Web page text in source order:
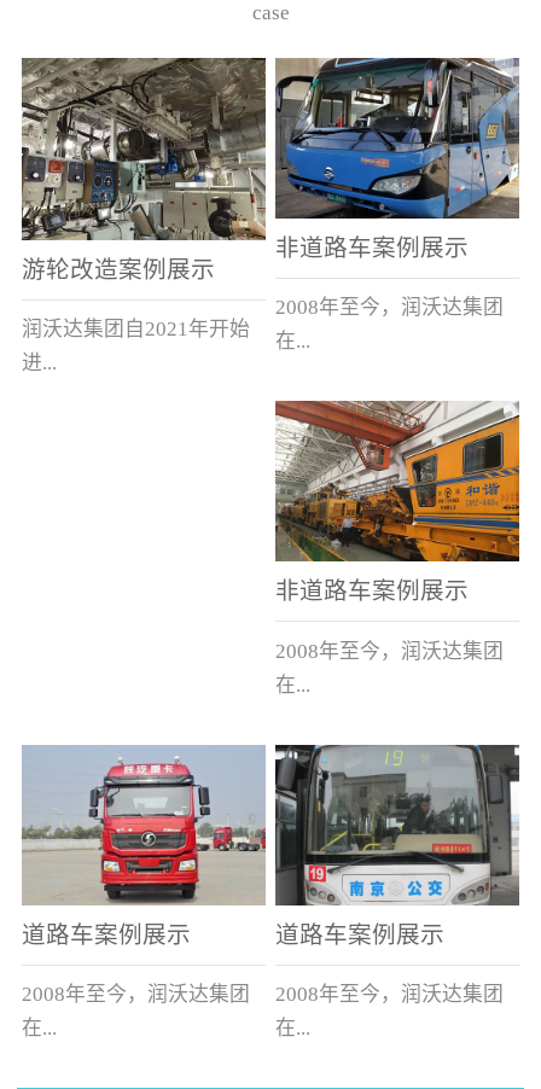
case
游轮改造案例展示
润沃达集团自2021年开始
进...
非道路车案例展示
2008年至今，润沃达集团
在...
中国累计升级改造非道路
运输车辆10000余辆，涵盖
了所有非道路车辆类型。
非道路车案例展示
2008年至今，润沃达集团
在...
中国累计升级改造非道路
运输车辆10000余辆，涵盖
了所有非道路车辆类型。
道路车案例展示
2008年至今，润沃达集团
在...
道路车案例展示
2008年至今，润沃达集团
在...